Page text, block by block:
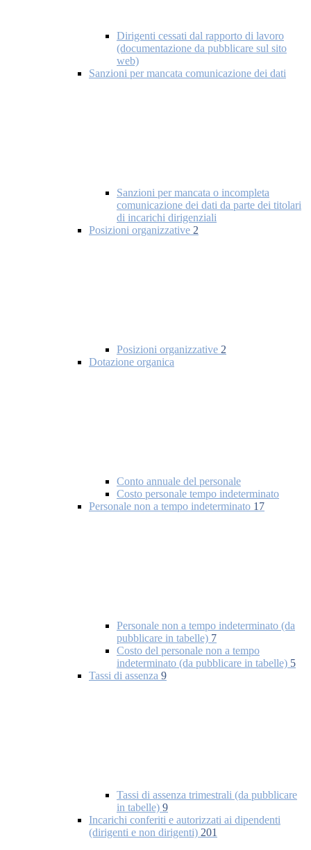
Dirigenti cessati dal rapporto di lavoro
(documentazione da pubblicare sul sito
web)
Sanzioni per mancata comunicazione dei dati
Sanzioni per mancata o incompleta
comunicazione dei dati da parte dei titolari
di incarichi dirigenziali
Posizioni organizzative 2
Posizioni organizzative 2
Dotazione organica
Conto annuale del personale
Costo personale tempo indeterminato
Personale non a tempo indeterminato 17
Personale non a tempo indeterminato (da
pubblicare in tabelle) 7
Costo del personale non a tempo
indeterminato (da pubblicare in tabelle) 5
Tassi di assenza 9
Tassi di assenza trimestrali (da pubblicare
in tabelle) 9
Incarichi conferiti e autorizzati ai dipendenti
(dirigenti e non dirigenti) 201